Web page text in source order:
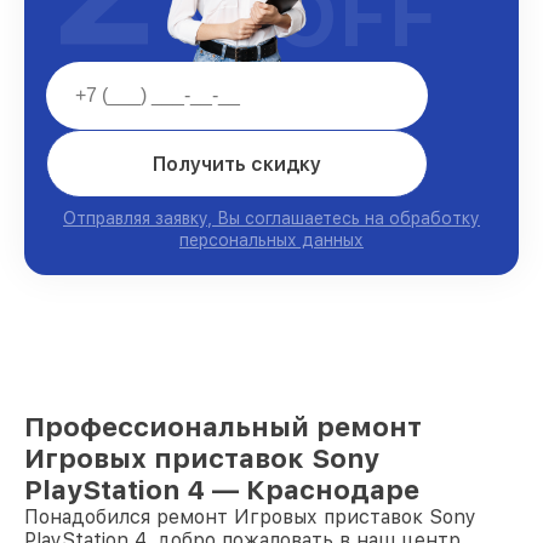
Получить скидку
Отправляя заявку, Вы соглашаетесь на обработку
персональных данных
Профессиональный ремонт
Игровых приставок Sony
PlayStation 4 — Краснодаре
Понадобился ремонт Игровых приставок Sony